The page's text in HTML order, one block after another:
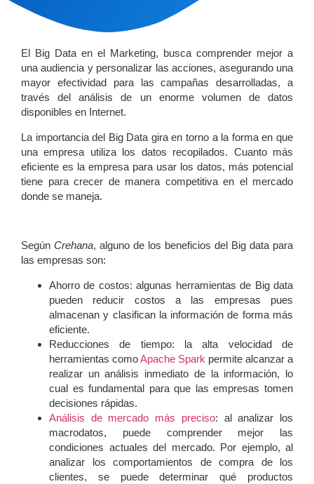
El Big Data en el Marketing, busca comprender mejor a
una audiencia y personalizar las acciones, asegurando una
mayor efectividad para las campañas desarrolladas, a
través del análisis de un enorme volumen de datos
disponibles en Internet.
La importancia del Big Data gira en torno a la forma en que
una empresa utiliza los datos recopilados. Cuanto más
eficiente es la empresa para usar los datos, más potencial
tiene para crecer de manera competitiva en el mercado
donde se maneja.
Según Crehana, alguno de los beneficios del Big data para
las empresas son:
Ahorro de costos:algunas herramientas de Big data
pueden reducir costos a las empresas pues
almacenan y clasifican la información de forma más
eficiente.
Reducciones de tiempo: la alta velocidad de
herramientas comoApache Spark permite alcanzar a
realizar un análisis inmediato de la información, lo
cual es fundamental para que las empresas tomen
decisiones rápidas.
Análisis de mercado más preciso: al analizar los
macrodatos, puede comprender mejor las
condiciones actuales del mercado. Por ejemplo, al
analizar los comportamientos de compra de los
clientes, se puede determinar qué productos